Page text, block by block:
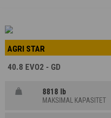
AGRI STAR
40.8 EVO2 - GD
8818 lb
MAKSIMAL KAPASITET